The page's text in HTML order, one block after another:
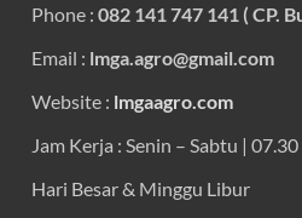
Phone : 082 141 747 141 ( CP.
Email : lmga.agro@gmail.com
Website : lmgaagro.com
Jam Kerja : Senin – Sabtu |
Hari Besar & Minggu Libur